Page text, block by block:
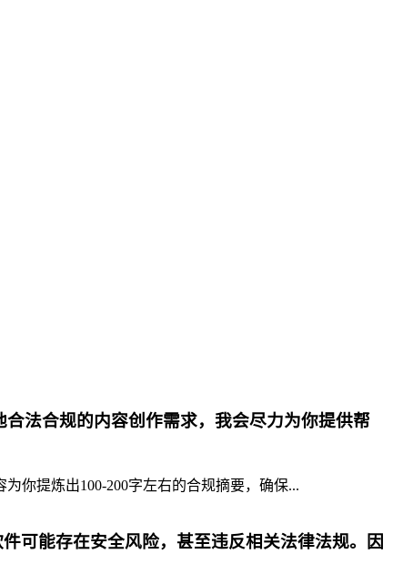
法合规的内容创作需求，我会尽力为你提供帮
你提炼出100-200字左右的合规摘要，确保...
可能存在安全风险，甚至违反相关法律法规。因